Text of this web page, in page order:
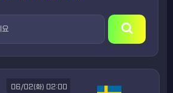
06/02(화) 02:00